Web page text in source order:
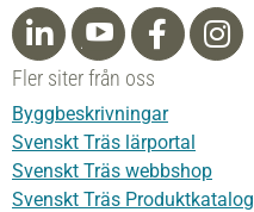
Fler siter från oss
Byggbeskrivningar
Svenskt Träs lärportal
Svenskt Träs webbshop
Svenskt Träs Produktkatalog